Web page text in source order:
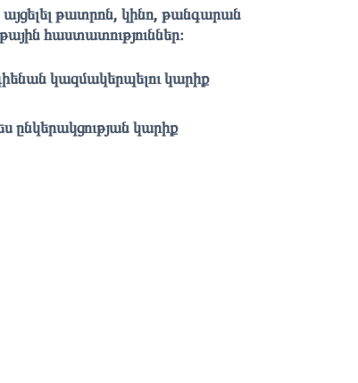
այցելել թատրոն, կինո, թանգարան
հաստատություններ։
կազմակերպելու կարիք
կարիք